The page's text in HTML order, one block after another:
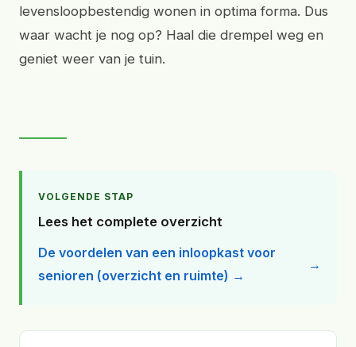
levensloopbestendig wonen in optima forma. Dus
waar wacht je nog op? Haal die drempel weg en
geniet weer van je tuin.
VOLGENDE STAP
Lees het complete overzicht
De voordelen van een inloopkast voor
senioren (overzicht en ruimte) →